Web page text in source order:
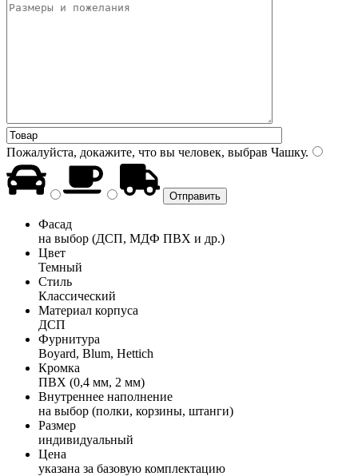
Пожалуйста, докажите, что вы человек, выбрав Чашку.
Фасад
на выбор (ДСП, МДФ ПВХ и др.)
Цвет
Темный
Стиль
Классический
Материал корпуса
ДСП
Фурнитура
Boyard, Blum, Hettich
Кромка
ПВХ (0,4 мм, 2 мм)
Внутреннее наполнение
на выбор (полки, корзины, штанги)
Размер
индивидуальный
Цена
указана за базовую комплектацию